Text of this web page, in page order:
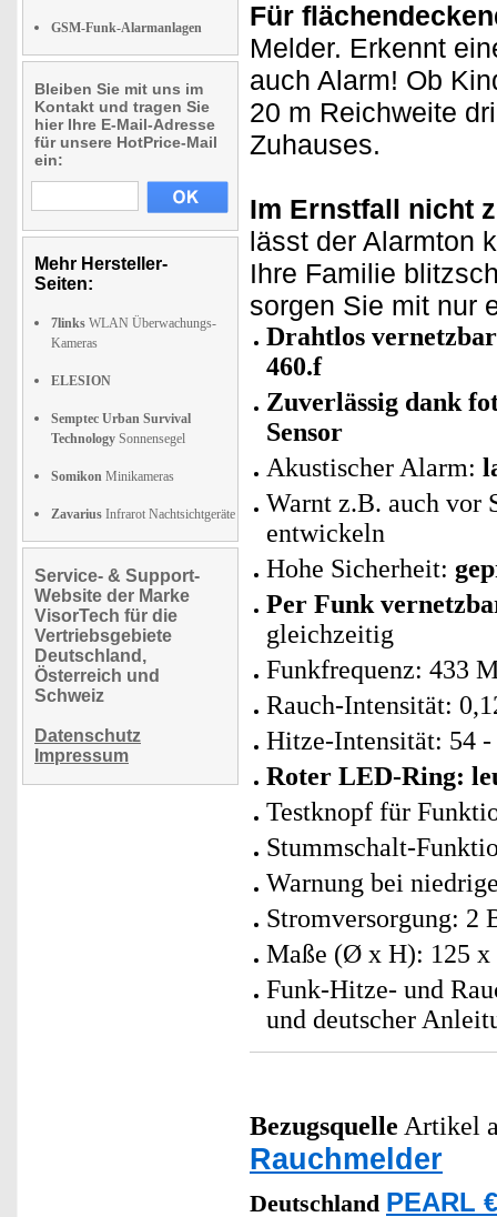
GSM-Funk-Alarmanlagen
Bleiben Sie mit uns im
Kontakt und tragen Sie
hier Ihre E-Mail-Adresse
für unsere HotPrice-Mail
ein:
Mehr Hersteller-
Seiten:
7links WLAN Überwachungs-
Kameras
ELESION
Semptec Urban Survival
Technology Sonnensegel
Somikon Minikameras
Zavarius Infrarot Nachtsichtgeräte
Service- & Support-
Website der Marke
VisorTech für die
Vertriebsgebiete
Deutschland,
Österreich und
Schweiz
Datenschutz
Impressum
Für
Melder. Erkennt
auch Alarm! Ob
20 m Reichweite
Zuhauses.
Im Ernstfall nicht
lässt der Alarmton
Ihre Familie
sorgen Sie mit nur
Drahtlos
460.f
Zuverlässig dank
Sensor
Akustischer Alarm:
Warnt z.B. auch vor
entwickeln
Hohe Sicherheit:
Per Funk
gleichzeitig
Funkfrequenz: 433
Rauch-Intensität:
Hitze-Intensität: 54 -
Roter LED-Ring:
Testknopf für
Stummschalt-
Warnung bei
Stromversorgung: 2
Maße (Ø x H): 125 x
Funk-Hitze- und
und deutscher
Bezugsquelle Artikel
Rauchmelder
Deutschland PEARL